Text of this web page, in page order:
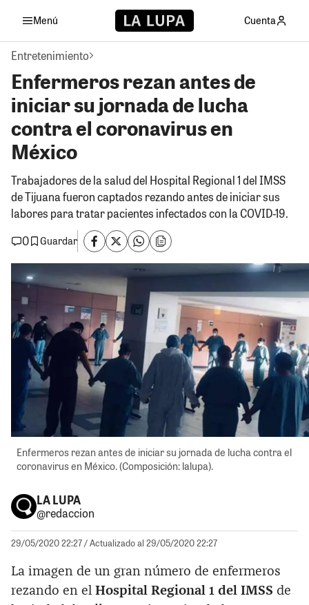
Menú Cuenta
Entretenimiento
Enfermeros rezan antes de
iniciar su jornada de lucha
contra el coronavirus en
México
Trabajadores de la salud del Hospital Regional 1 del IMSS
de Tijuana fueron captados rezando antes de iniciar sus
labores para tratar pacientes infectados con la COVID-19.
0
Guardar
Enfermeros rezan antes de iniciar su jornada de lucha contra el
coronavirus en México. (Composición: lalupa).
LA LUPA
@redaccion
29/05/2020 22:27/ Actualizado al 29/05/2020 22:27
La imagen de un gran número de enfermeros
rezando en el Hospital Regional 1 del IMSS de